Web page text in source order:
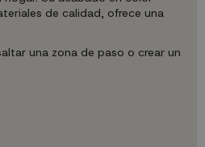
de calidad, ofrece una
una zona de paso o crear un